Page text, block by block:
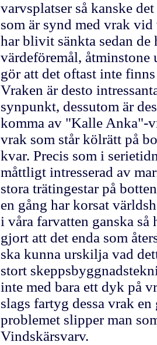
varvsplatser så kanske
som är synd med vrak
har blivit sänkta sedan
värdeföremål, åtminstone
gör att det oftast inte
Vraken är desto
synpunkt, dessutom är
komma av "Kalle Anka"-
vrak som står kölrätt på
kvar. Precis som i
måttligt intresserad av
stora trätingestar på
en gång har korsat
i våra farvatten ganska
gjort att det enda som
ska kunna urskilja vad
stort
inte med bara ett dyk på
slags fartyg dessa vrak
problemet slipper man
Vindskärsvarv.